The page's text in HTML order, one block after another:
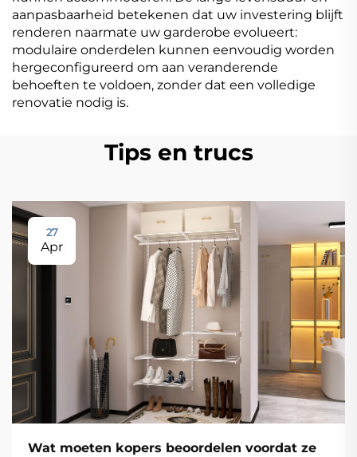
aanpasbaarheid betekenen dat uw investering blijft
renderen naarmate uw garderobe evolueert:
modulaire onderdelen kunnen eenvoudig worden
hergeconfigureerd om aan veranderende
behoeften te voldoen, zonder dat een volledige
renovatie nodig is.
Tips en trucs
27
Apr
Wat moeten kopers beoordelen voordat ze